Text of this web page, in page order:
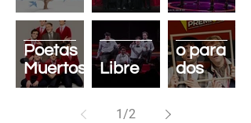
El Club
de los
Poetas
Muertos
Libre
Asesinat
o para
dos
1 /2